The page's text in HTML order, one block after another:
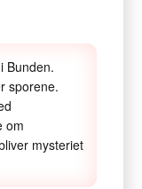
Bunden.
sporene.
om
mysteriet